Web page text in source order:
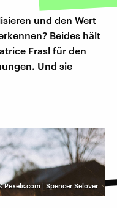
und den Wert
Beides hält
Frasl für den
Und sie
Pexels.com | Spencer Selover